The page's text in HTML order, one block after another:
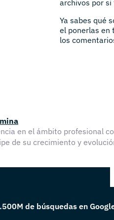
archivos por
Ya sabes qué
el ponerlas en
los
en el ámbito profesional
de su crecimiento y
de búsquedas en